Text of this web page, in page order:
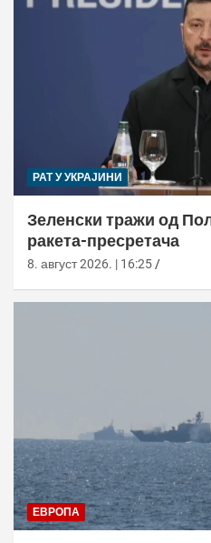
РАТ У УКРАЈИНИ
Зеленски тражи од
ракета-пресретача
8. август 2026. | 16:25
ЕВРОПА